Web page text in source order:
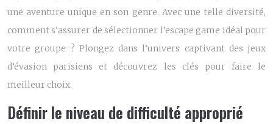
une aventure unique en son genre. Avec une telle diversité,
comment s’assurer de sélectionner l’escape game idéal pour
votre groupe ? Plongez dans l’univers captivant des jeux
d’évasion parisiens et découvrez les clés pour faire le
meilleur choix.
Définir le niveau de difficulté approprié